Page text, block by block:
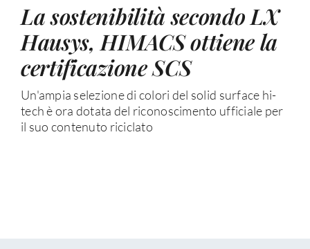
La sostenibilità secondo LX
Hausys, HIMACS ottiene la
certificazione SCS
Un'ampia selezione di colori del solid surface hi-
tech è ora dotata del riconoscimento ufficiale per
il suo contenuto riciclato